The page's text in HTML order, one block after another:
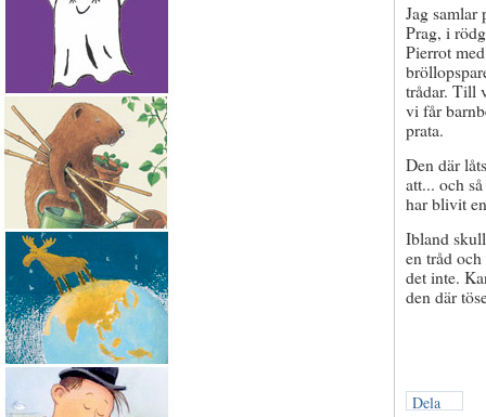
Jag
Prag, i
Pierrot
trådar. Till
vi får
prata.
Den där
att... och
har blivit
Ibland
en tråd
det inte.
den där
Dela